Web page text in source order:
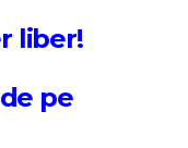
liber!
pe